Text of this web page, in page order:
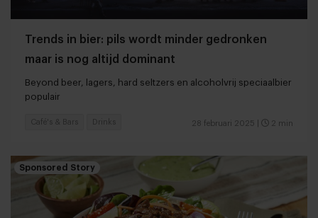
Trends in bier: pils wordt minder gedronken
maar is nog altijd dominant
Beyond beer, lagers, hard seltzers en alcoholvrij speciaalbier
populair
28 februari 2025 2 min
Café's & Bars Drinks
Sponsored Story